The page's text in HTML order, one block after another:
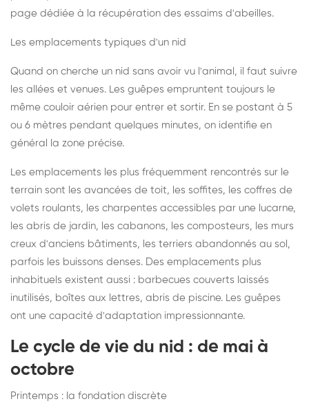
page dédiée à la récupération des essaims d'abeilles.
Les emplacements typiques d'un nid
Quand on cherche un nid sans avoir vu l'animal, il faut suivre
les allées et venues. Les guêpes empruntent toujours le
même couloir aérien pour entrer et sortir. En se postant à 5
ou 6 mètres pendant quelques minutes, on identifie en
général la zone précise.
Les emplacements les plus fréquemment rencontrés sur le
terrain sont les avancées de toit, les soffites, les coffres de
volets roulants, les charpentes accessibles par une lucarne,
les abris de jardin, les cabanons, les composteurs, les murs
creux d'anciens bâtiments, les terriers abandonnés au sol,
parfois les buissons denses. Des emplacements plus
inhabituels existent aussi : barbecues couverts laissés
inutilisés, boîtes aux lettres, abris de piscine. Les guêpes
ont une capacité d'adaptation impressionnante.
Le cycle de vie du nid : de mai à
octobre
Printemps : la fondation discrète